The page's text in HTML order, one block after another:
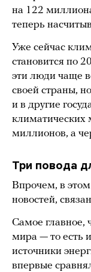
на 122
теперь
Уже сейчас
становится по
эти люди чаще
своей страны,
и в другие
климатических
миллионов, а
Три повода
Впрочем, в
новостей,
Самое главное,
мира — то есть
источники
впервые